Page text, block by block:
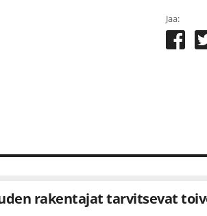
Jaa:
rakentajat tarvitsevat